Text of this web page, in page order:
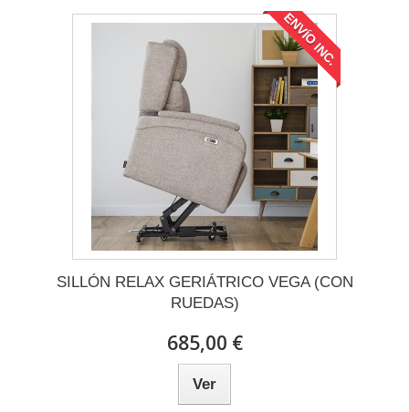
ENVÍO INC.
SILLÓN RELAX GERIÁTRICO VEGA (CON
RUEDAS)
685,00 €
Ver